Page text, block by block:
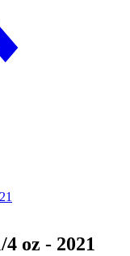
oz - 2021